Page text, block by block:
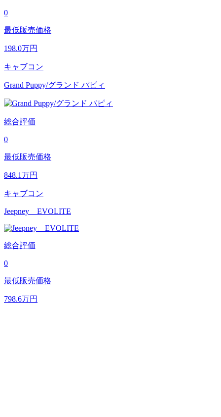
0
最低販売価格
198.0万円
キャブコン
Grand Puppy/グランド パピィ
総合評価
0
最低販売価格
848.1万円
キャブコン
Jeepney EVOLITE
総合評価
0
最低販売価格
798.6万円